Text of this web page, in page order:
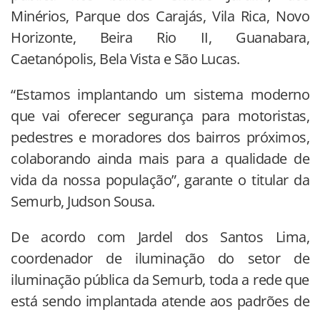
Minérios, Parque dos Carajás, Vila Rica, Novo
Horizonte, Beira Rio II, Guanabara,
Caetanópolis, Bela Vista e São Lucas.
“Estamos implantando um sistema moderno
que vai oferecer segurança para motoristas,
pedestres e moradores dos bairros próximos,
colaborando ainda mais para a qualidade de
vida da nossa população”, garante o titular da
Semurb, Judson Sousa.
De acordo com Jardel dos Santos Lima,
coordenador de iluminação do setor de
iluminação pública da Semurb, toda a rede que
está sendo implantada atende aos padrões de